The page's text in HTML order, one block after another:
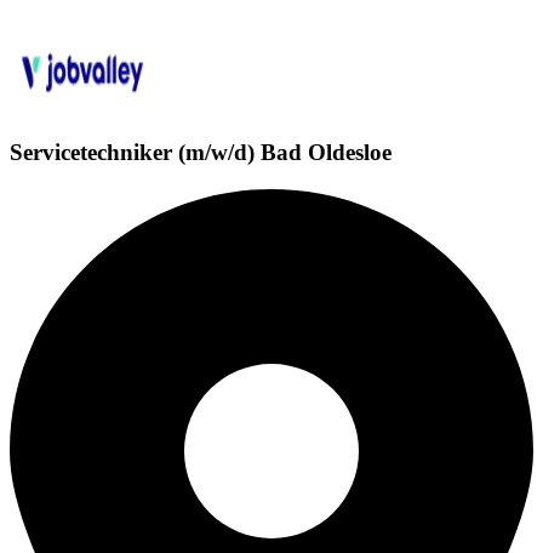
Servicetechniker (m/w/d) Bad Oldesloe